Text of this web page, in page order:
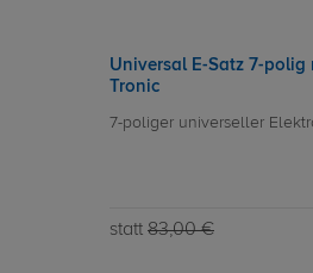
Universal E-Satz 7-polig
Tronic
7-poliger universeller
statt 83,00 €